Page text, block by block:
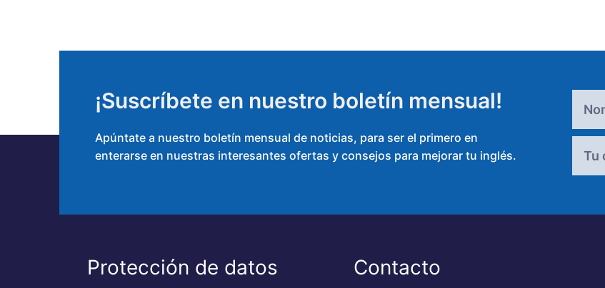
¡Suscríbete en nuestro boletín mensual!
Apúntate a nuestro boletín mensual de noticias, para ser el primero en
enterarse en nuestras interesantes ofertas y consejos para mejorar tu inglés.
Protección de datos Contacto